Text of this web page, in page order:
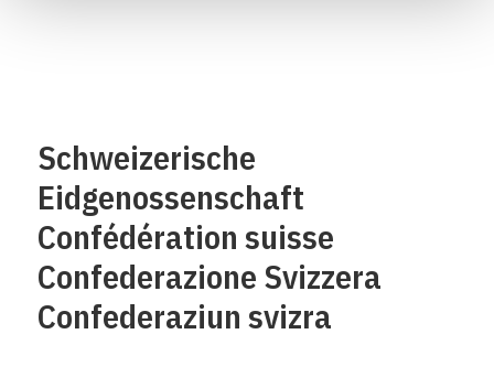
Schweizerische
Eidgenossenschaft
Confédération suisse
Confederazione Svizzera
Confederaziun svizra